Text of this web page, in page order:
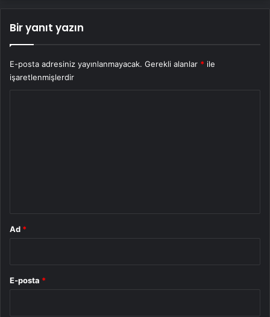
Bir yanıt yazın
E-posta adresiniz yayınlanmayacak. Gerekli alanlar * ile
işaretlenmişlerdir
Ad *
E-posta *